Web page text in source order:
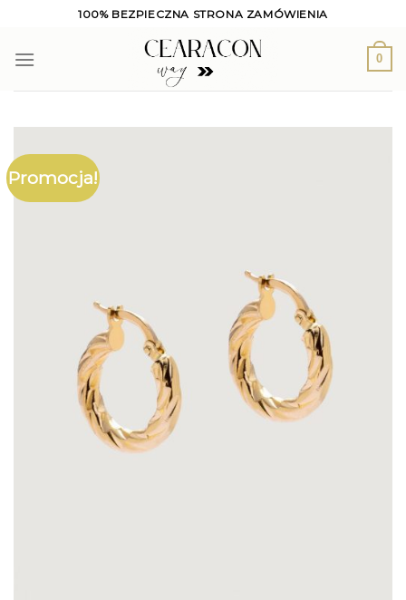
content
100% BEZPIECZNA STRONA ZAMÓWIENIA
0
Promocja!